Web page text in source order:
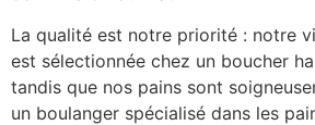
La qualité est notre priorité : notre
est sélectionnée chez un boucher
tandis que nos pains sont
un boulanger spécialisé dans les